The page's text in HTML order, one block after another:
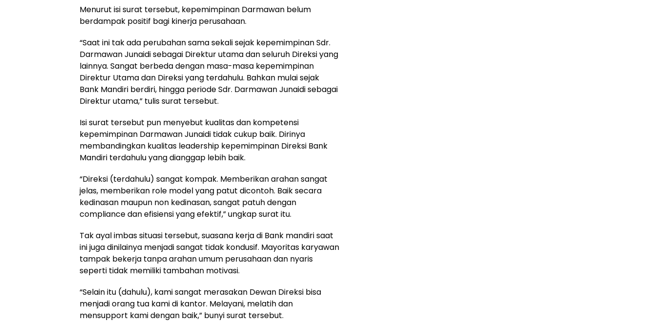
Menurut isi surat tersebut, kepemimpinan Darmawan belum
berdampak positif bagi kinerja perusahaan.
“Saat ini tak ada perubahan sama sekali sejak kepemimpinan Sdr.
Darmawan Junaidi sebagai Direktur utama dan seluruh Direksi yang
lainnya. Sangat berbeda dengan masa-masa kepemimpinan
Direktur Utama dan Direksi yang terdahulu. Bahkan mulai sejak
Bank Mandiri berdiri, hingga periode Sdr. Darmawan Junaidi sebagai
Direktur utama,” tulis surat tersebut.
Isi surat tersebut pun menyebut kualitas dan kompetensi
kepemimpinan Darmawan Junaidi tidak cukup baik. Dirinya
membandingkan kualitas leadership kepemimpinan Direksi Bank
Mandiri terdahulu yang dianggap lebih baik.
“Direksi (terdahulu) sangat kompak. Memberikan arahan sangat
jelas, memberikan role model yang patut dicontoh. Baik secara
kedinasan maupun non kedinasan, sangat patuh dengan
compliance dan efisiensi yang efektif,” ungkap surat itu.
Tak ayal imbas situasi tersebut, suasana kerja di Bank mandiri saat
ini juga dinilainya menjadi sangat tidak kondusif. Mayoritas karyawan
tampak bekerja tanpa arahan umum perusahaan dan nyaris
seperti tidak memiliki tambahan motivasi.
“Selain itu (dahulu), kami sangat merasakan Dewan Direksi bisa
menjadi orang tua kami di kantor. Melayani, melatih dan
mensupport kami dengan baik,” bunyi surat tersebut.